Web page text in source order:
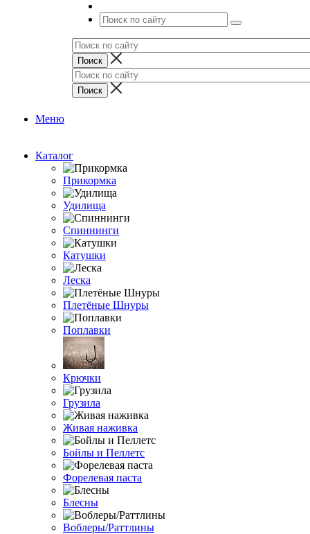
Меню
Каталог
Прикормка
Удилища
Спиннинги
Катушки
Леска
Плетёные Шнуры
Поплавки
Крючки
Грузила
Живая наживка
Бойлы и Пеллетс
Форелевая паста
Блесны
Воблеры/Раттлины